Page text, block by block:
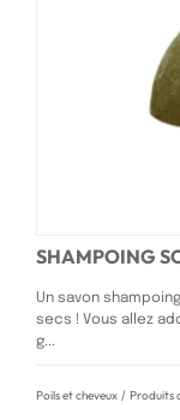
SHAMPOING
Un savon
secs ! Vous allez
g...
Poils et cheveux / Produits